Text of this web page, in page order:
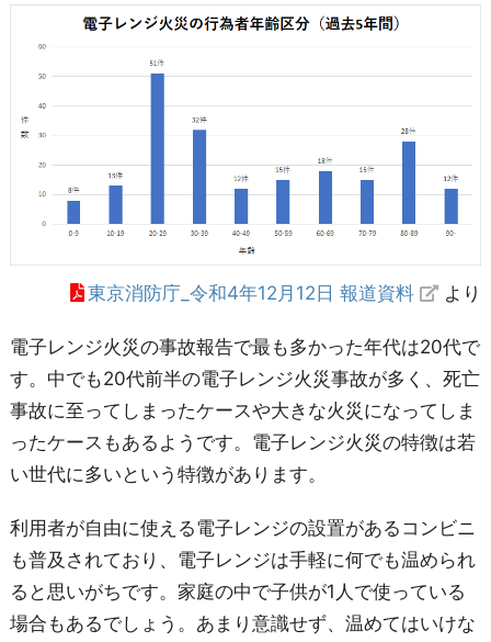
東京消防庁_令和4年12月12日 報道資料 より
電子レンジ火災の事故報告で最も多かった年代は20代で
す。中でも20代前半の電子レンジ火災事故が多く、死亡
事故に至ってしまったケースや大きな火災になってしま
ったケースもあるようです。電子レンジ火災の特徴は若
い世代に多いという特徴があります。
利用者が自由に使える電子レンジの設置があるコンビニ
も普及されており、電子レンジは手軽に何でも温められ
ると思いがちです。家庭の中で子供が1人で使っている
場合もあるでしょう。あまり意識せず、温めてはいけな